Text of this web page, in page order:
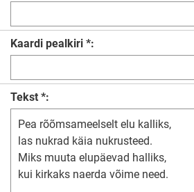
Kaardi pealkiri *:
Tekst *: